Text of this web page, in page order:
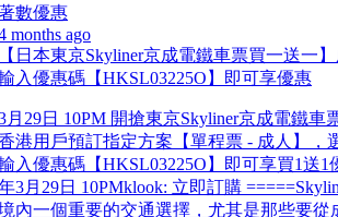
數優惠
months ago
日本東京Skyliner京成電鐵車票買一送一
入優惠碼【HKSL03225O】即可享優惠
月29日 10PM 開搶東京Skyliner京成電鐵車
港用戶預訂指定方案【單程票 - 成人】，
入優惠碼【HKSL03225O】即可享買1送1
3月29日 10PMklook: 立即訂購
內一個重要的交通選擇，尤其是那些要從